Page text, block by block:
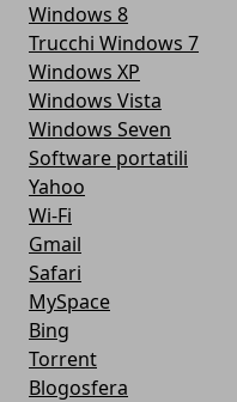
Windows 8
Trucchi Windows 7
Windows XP
Windows Vista
Windows Seven
Software portatili
Yahoo
Wi-Fi
Gmail
Safari
MySpace
Bing
Torrent
Blogosfera